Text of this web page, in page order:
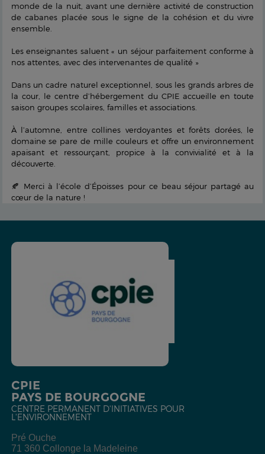
monde de la nuit, avant une dernière activité de construction
de cabanes placée sous le signe de la cohésion et du vivre
ensemble.
Les enseignantes saluent « un séjour parfaitement conforme à
nos attentes, avec des intervenantes de qualité »
Dans un cadre naturel exceptionnel, sous les grands arbres de
la cour, le centre d’hébergement du CPIE accueille en toute
saison groupes scolaires, familles et associations.
À l’automne, entre collines verdoyantes et forêts dorées, le
domaine se pare de mille couleurs et offre un environnement
apaisant et ressourçant, propice à la convivialité et à la
découverte.
🍂 Merci à l’école d’Époisses pour ce beau séjour partagé au
cœur de la nature !
CPIE
PAYS DE BOURGOGNE
CENTRE PERMANENT D'INITIATIVES POUR
L'ENVIRONNEMENT
Pré Ouche
71 360 Collonge la Madeleine